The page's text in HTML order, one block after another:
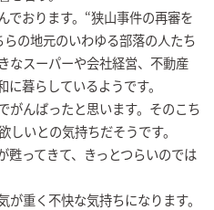
でおります。“狭山事件の再審を
の地元のいわゆる部落の人たち
なスーパーや会社経営、不動産
暮らしているようです。
がんばったと思います。そのこち
いとの気持ちだそうです。
甦ってきて、きっとつらいのでは
重く不快な気持ちになります。